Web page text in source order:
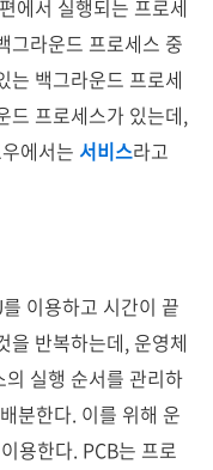
에서 실행되는 프로세
그라운드 프로세스 중
는 백그라운드 프로세
드 프로세스가 있는데,
에서는 서비스라고
이용하고 시간이 끝
을 반복하는데, 운영체
실행 순서를 관리하
분한다. 이를 위해 운
용한다. PCB는 프로